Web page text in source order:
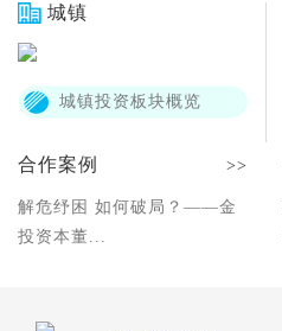
城镇
城镇投资板块概览
合作案例 >>
解危纾困 如何破局？——金
投资本董...